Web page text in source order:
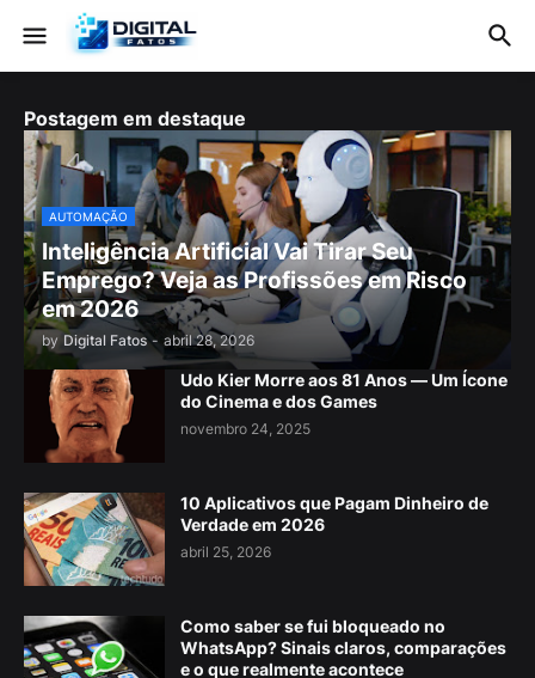
Postagem em destaque
AUTOMAÇÃO
Inteligência Artificial Vai Tirar Seu
Emprego? Veja as Profissões em Risco
em 2026
by Digital Fatos - abril 28, 2026
Udo Kier Morre aos 81 Anos — Um Ícone
do Cinema e dos Games
novembro 24, 2025
10 Aplicativos que Pagam Dinheiro de
Verdade em 2026
abril 25, 2026
Como saber se fui bloqueado no
WhatsApp? Sinais claros, comparações
e o que realmente acontece